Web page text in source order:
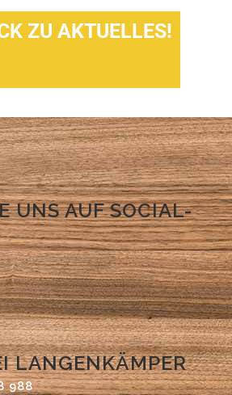
ZU AKTUELLES!
UNS AUF SOCIAL-
LANGENKÄMPER
988